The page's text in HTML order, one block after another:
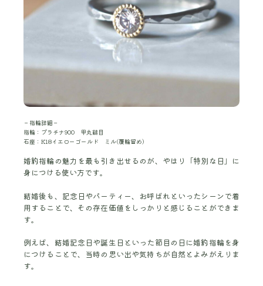
－指輪詳細－
指輪：プラチナ900 甲丸鎚目
石座：K18イエローゴールド ミル(覆輪留め)
婚約指輪の魅力を最も引き出せるのが、やはり「特別な日」に
身につける使い方です。
結婚後も、記念日やパーティー、お呼ばれといったシーンで着
用することで、その存在価値をしっかりと感じることができま
す。
例えば、結婚記念日や誕生日といった節目の日に婚約指輪を身
につけることで、当時の思い出や気持ちが自然とよみがえりま
す。